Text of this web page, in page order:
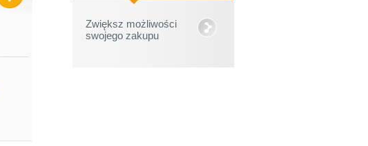
Zwiększ możliwości
swojego zakupu